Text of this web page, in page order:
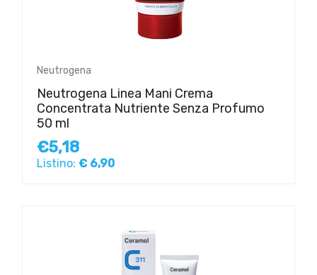
Neutrogena
Neutrogena Linea Mani Crema
Concentrata Nutriente Senza Profumo
50 ml
€5,18
Listino: € 6,90